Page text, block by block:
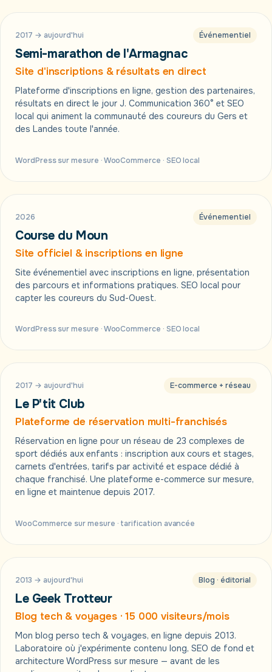
1 500
2017 → aujourd'hui Événementiel
Semi-marathon de l'Armagnac
Site d'inscriptions & résultats en direct
Plateforme d'inscriptions en ligne, gestion des partenaires,
résultats en direct le jour J. Communication 360° et SEO
local qui animent la communauté des coureurs du Gers et
des Landes toute l'année.
WordPress sur mesure · WooCommerce · SEO local
M
2026 Événementiel
Course du Moun
Site officiel & inscriptions en ligne
Site événementiel avec inscriptions en ligne, présentation
des parcours et informations pratiques. SEO local pour
capter les coureurs du Sud-Ouest.
WordPress sur mesure · WooCommerce · SEO local
★
2017 → aujourd'hui E-commerce + réseau
Le P'tit Club
Plateforme de réservation multi-franchisés
Réservation en ligne pour un réseau de 23 complexes de
sport dédiés aux enfants : inscription aux cours et stages,
carnets d'entrées, tarifs par activité et espace dédié à
chaque franchisé. Une plateforme e-commerce sur mesure,
en ligne et maintenue depuis 2017.
WooCommerce sur mesure · tarification avancée
✈
2013 → aujourd'hui Blog · éditorial
Le Geek Trotteur
Blog tech & voyages · 15 000 visiteurs/mois
Mon blog perso tech & voyages, en ligne depuis 2013.
Laboratoire où j'expérimente contenu long, SEO de fond et
architecture WordPress sur mesure — avant de les